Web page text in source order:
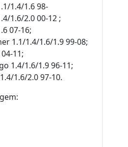
1.4/1.6 98-
1.6/2.0 00-12 ;
07-16;
1.1/1.4/1.6/1.9 99-08;
11;
1.4/1.6/1.9 96-11;
1.6/2.0 97-10.